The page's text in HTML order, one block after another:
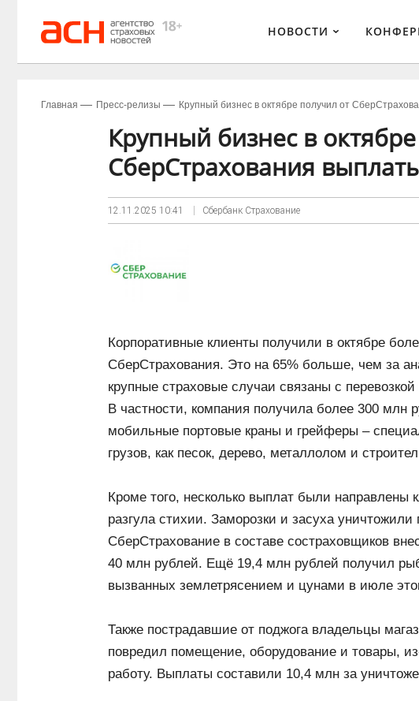
НОВОСТИ
Главная Пресс-релизы Крупный бизнес в октябре получил от
Крупный бизнес в
СберСтрахования
12.11.2025 10:41 Сбербанк Страхование
Корпоративные клиенты получили в октябре
СберСтрахования. Это на 65% больше, чем за
крупные страховые случаи связаны с
В частности, компания получила более 300 млн
мобильные портовые краны и грейферы –
грузов, как песок, дерево, металлолом и
Кроме того, несколько выплат были
разгула стихии. Заморозки и засуха
СберСтрахование в составе состраховщиков
40 млн рублей. Ещё 19,4 млн рублей получил
вызванных землетрясением и цунами в июле
Также пострадавшие от поджога владельцы
повредил помещение, оборудование и товары,
работу. Выплаты составили 10,4 млн за